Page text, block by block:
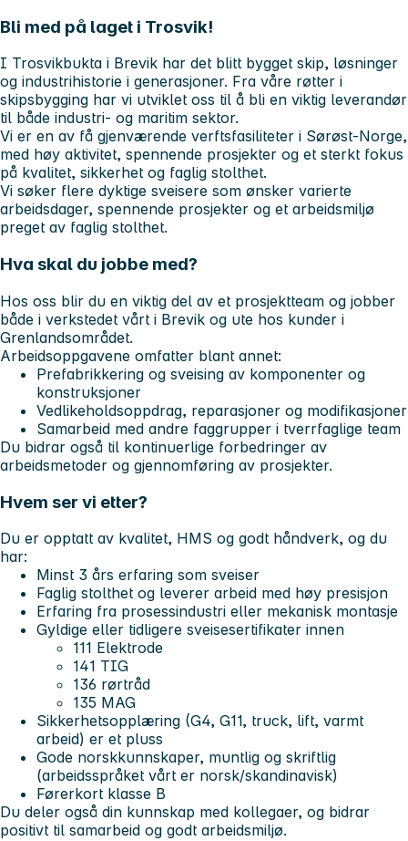
Bli med på laget i Trosvik!
I Trosvikbukta i Brevik har det blitt bygget skip, løsninger
og industrihistorie i generasjoner. Fra våre røtter i
skipsbygging har vi utviklet oss til å bli en viktig leverandør
til både industri- og maritim sektor.
Vi er en av få gjenværende verftsfasiliteter i Sørøst-Norge,
med høy aktivitet, spennende prosjekter og et sterkt fokus
på kvalitet, sikkerhet og faglig stolthet.
Vi søker flere dyktige sveisere som ønsker varierte
arbeidsdager, spennende prosjekter og et arbeidsmiljø
preget av faglig stolthet.
Hva skal du jobbe med?
Hos oss blir du en viktig del av et prosjektteam og jobber
både i verkstedet vårt i Brevik og ute hos kunder i
Grenlandsområdet.
Arbeidsoppgavene omfatter blant annet:
Prefabrikkering og sveising av komponenter og
konstruksjoner
Vedlikeholdsoppdrag, reparasjoner og modifikasjoner
Samarbeid med andre faggrupper i tverrfaglige team
Du bidrar også til kontinuerlige forbedringer av
arbeidsmetoder og gjennomføring av prosjekter.
Hvem ser vi etter?
Du er opptatt av kvalitet, HMS og godt håndverk, og du
har:
Minst 3 års erfaring som sveiser
Faglig stolthet og leverer arbeid med høy presisjon
Erfaring fra prosessindustri eller mekanisk montasje
Gyldige eller tidligere sveisesertifikater innen
111 Elektrode
141 TIG
136 rørtråd
135 MAG
Sikkerhetsopplæring (G4, G11, truck, lift, varmt
arbeid) er et pluss
Gode norskkunnskaper, muntlig og skriftlig
(arbeidsspråket vårt er norsk/skandinavisk)
Førerkort klasse B
Du deler også din kunnskap med kollegaer, og bidrar
positivt til samarbeid og godt arbeidsmiljø.